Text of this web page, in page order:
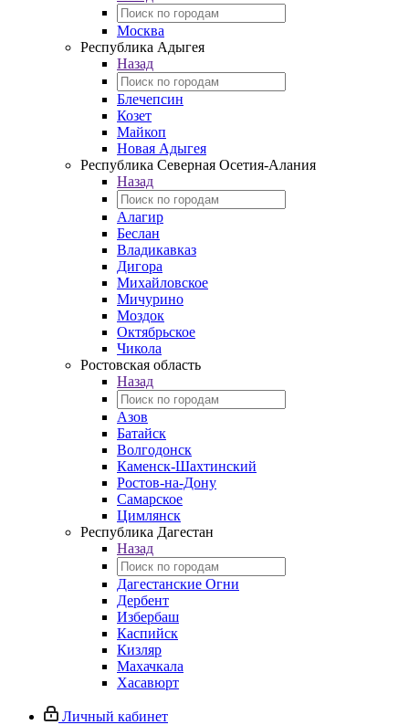
Москва
Республика Адыгея
Назад
Блечепсин
Козет
Майкоп
Новая Адыгея
Республика Северная Осетия-Алания
Назад
Алагир
Беслан
Владикавказ
Дигора
Михайловское
Мичурино
Моздок
Октябрьское
Чикола
Ростовская область
Назад
Азов
Батайск
Волгодонск
Каменск-Шахтинский
Ростов-на-Дону
Самарское
Цимлянск
Республика Дагестан
Назад
Дагестанские Огни
Дербент
Избербаш
Каспийск
Кизляр
Махачкала
Хасавюрт
Личный кабинет